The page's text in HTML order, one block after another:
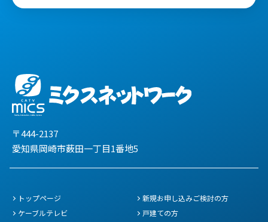
〒444-2137
愛知県岡崎市薮田一丁目1番地5
トップページ
ケーブルテレビ
新規お申し込みご検討の方
戸建ての方